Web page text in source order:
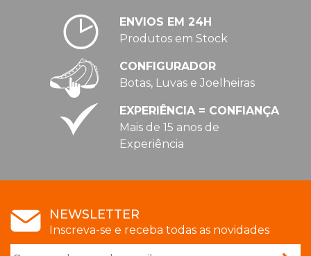
ENVIOS EM 24H
Produtos em Stock
CONFIGURADOR
Botas, Luvas e Joelheiras
EXPERIÊNCIA = CONFIANÇA
Mais de 15 anos de
Experiência
NEWSLETTER
Inscreva-se e receba todas as novidades